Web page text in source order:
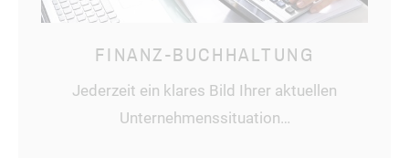
FINANZ-BUCHHALTUNG
Jederzeit ein klares Bild Ihrer aktuellen
Unternehmenssituation…